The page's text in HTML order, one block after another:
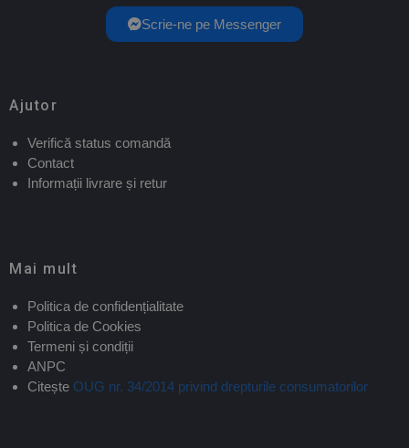
Scrie-ne pe Messenger
Ajutor
Verifică status comandă
Contact
Informații livrare și retur
Mai mult
Politica de confidențialitate
Politica de Cookies
Termeni și condiții
ANPC
Citește OUG nr. 34/2014 privind drepturile consumatorilor